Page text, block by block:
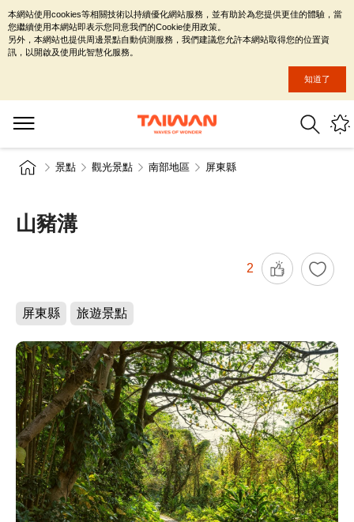
景點 觀光景點 南部地區 屏東縣
山豬溝
2
屏東縣 旅遊景點
本網站使用cookies等相關技術以持續優化網站服務，並有助於為您提供更佳的體驗，當
您繼續使用本網站即表示您同意我們的Cookie使用政策。
另外，本網站也提供周邊景點自動偵測服務，我們建議您允許本網站取得您的位置資
訊，以開啟及使用此智慧化服務。
知道了